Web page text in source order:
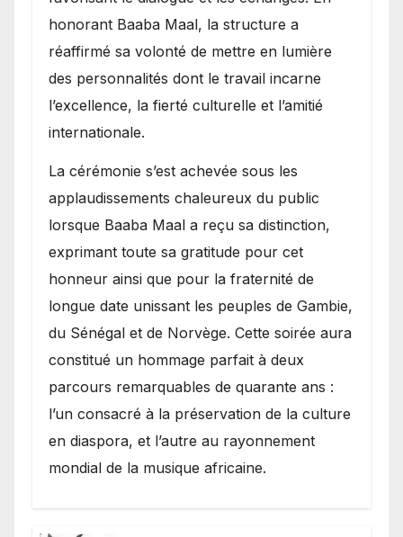
honorant Baaba Maal, la structure a
réaffirmé sa volonté de mettre en lumière
des personnalités dont le travail incarne
l’excellence, la fierté culturelle et l’amitié
internationale.
​La cérémonie s’est achevée sous les
applaudissements chaleureux du public
lorsque Baaba Maal a reçu sa distinction,
exprimant toute sa gratitude pour cet
honneur ainsi que pour la fraternité de
longue date unissant les peuples de Gambie,
du Sénégal et de Norvège. Cette soirée aura
constitué un hommage parfait à deux
parcours remarquables de quarante ans :
l’un consacré à la préservation de la culture
en diaspora, et l’autre au rayonnement
mondial de la musique africaine.